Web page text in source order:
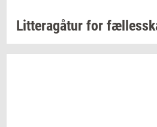
Lit­tera­gå­tur for